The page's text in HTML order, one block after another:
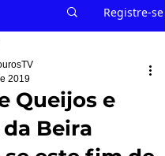
Registre-se
Queijos e
Beira
2019